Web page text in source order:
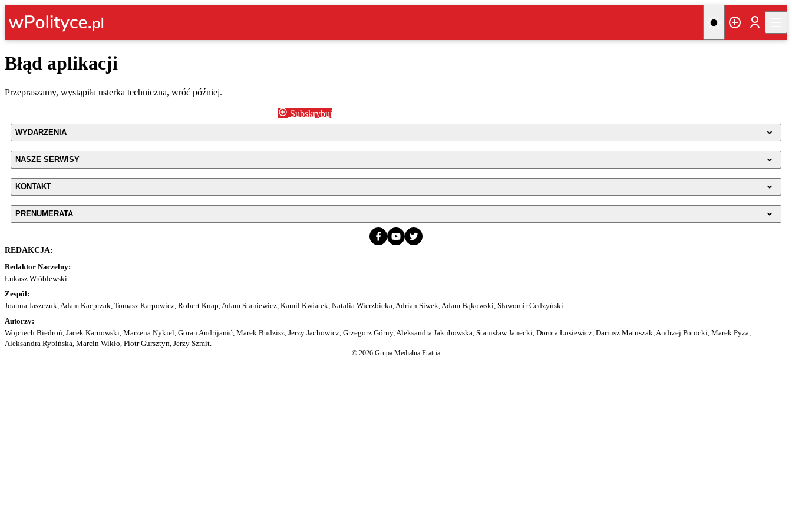
Błąd aplikacji
Przepraszamy, wystąpiła usterka techniczna, wróć później.
Subskrybuj
WYDARZENIA
NASZE SERWISY
KONTAKT
PRENUMERATA
REDAKCJA:
Redaktor Naczelny:
Łukasz Wróblewski
Zespół:
Joanna Jaszczuk, Adam Kacprzak, Tomasz Karpowicz, Robert Knap, Adam Staniewicz, Kamil Kwiatek, Natalia Wierzbicka, Adrian Siwek, Adam Bąkowski, Sławomir Cedzyński.
Autorzy:
Wojciech Biedroń, Jacek Karnowski, Marzena Nykiel, Goran Andrijanić, Marek Budzisz, Jerzy Jachowicz, Grzegorz Górny, Aleksandra Jakubowska, Stanisław Janecki, Dorota Łosiewicz, Dariusz Matuszak, Andrzej Potocki, Marek Pyza,
Aleksandra Rybińska, Marcin Wikło, Piotr Gursztyn, Jerzy Szmit.
© 2026 Grupa Medialna Fratria